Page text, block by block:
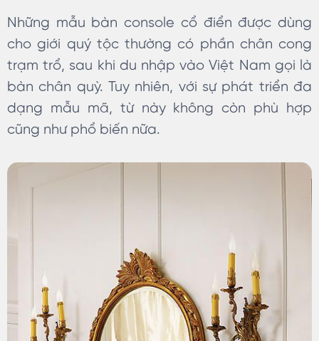
Những mẫu bàn console cổ điển được dùng
cho giới quý tộc thường có phần chân cong
trạm trổ, sau khi du nhập vào Việt Nam gọi là
bàn chân quỳ. Tuy nhiên, với sự phát triển đa
dạng mẫu mã, từ này không còn phù hợp
cũng như phổ biến nữa.